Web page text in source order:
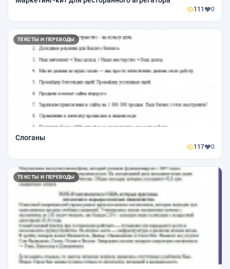
111 0
ТЕКСТЫ И ПЕРЕВОДЫ
Слоганы
117 0
ТЕКСТЫ И ПЕРЕВОДЫ